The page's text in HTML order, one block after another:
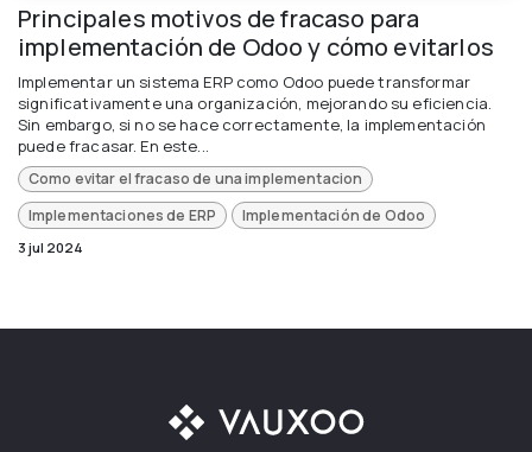
Principales motivos de fracaso para
implementación de Odoo y cómo evitarlos
Implementar un sistema ERP como Odoo puede transformar
significativamente una organización, mejorando su eficiencia.
Sin embargo, si no se hace correctamente, la implementación
puede fracasar. En este...
Como evitar el fracaso de una implementacion
Implementaciones de ERP
Implementación de Odoo
3 jul 2024